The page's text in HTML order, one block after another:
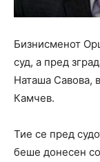
Бизнисменот
суд, а пред
Наташа Савова,
Камчев.
Тие се пред
беше донесен